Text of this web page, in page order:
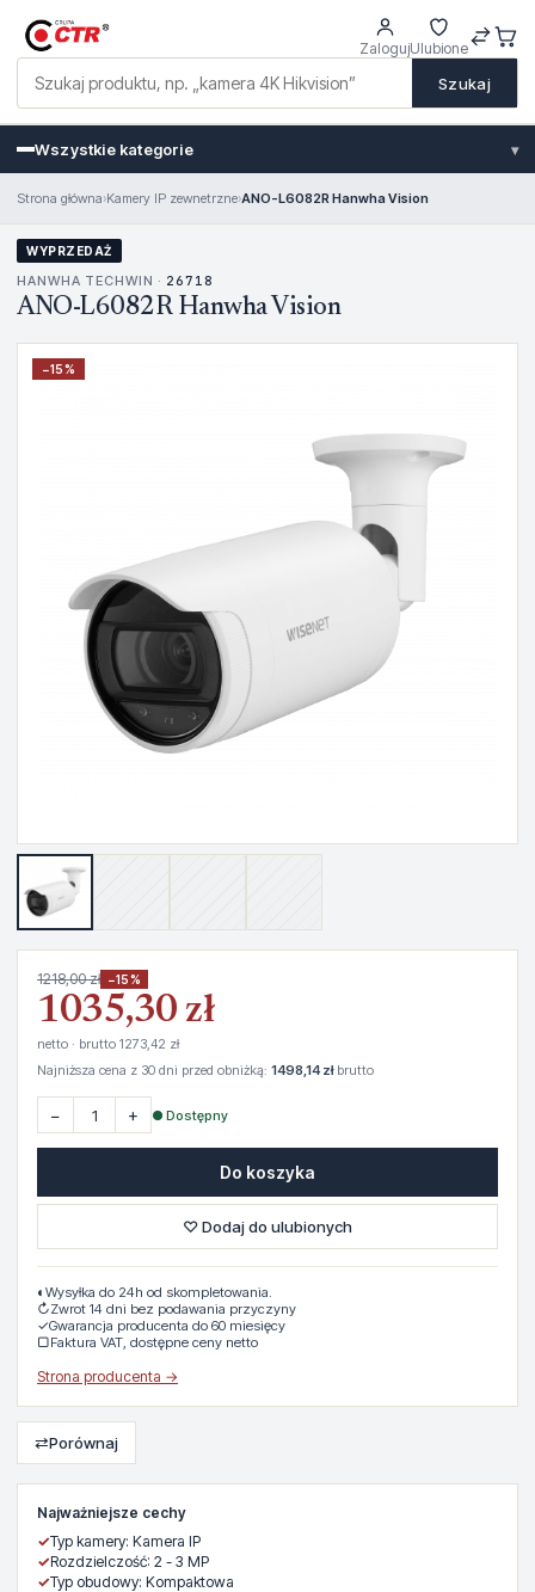
Szukaj
ZalogujUlubione
Wszystkie kategorie ▾
Strona główna›Kamery IP zewnetrzne›ANO-L6082R Hanwha Vision
WYPRZEDAŻ
HANWHA TECHWIN · 26718
ANO-L6082R Hanwha Vision
−15%
Najważniejsze cechy
✓Typ kamery: Kamera IP
✓Rozdzielczość: 2 - 3 MP
✓Typ obudowy: Kompaktowa
1218,00 zł −15%
1035,30 zł
netto · brutto 1273,42 zł
Najniższa cena z 30 dni przed obniżką: 1498,14 złbrutto
− + ● Dostępny
Do koszyka
♡ Dodaj do ulubionych
◐ Wysyłka do 24h od skompletowania.
↻Zwrot 14 dni bez podawania przyczyny
✓Gwarancja producenta do 60 miesięcy
▢Faktura VAT, dostępne ceny netto
Strona producenta →
⇄Porównaj